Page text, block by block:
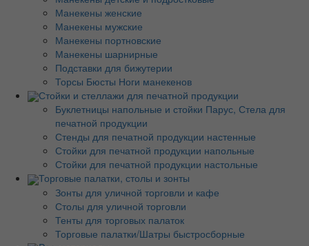
Манекены женские
Манекены мужские
Манекены портновские
Манекены шарнирные
Подставки для бижутерии
Торсы Бюсты Ноги манекенов
Стойки и стеллажи для печатной продукции
Буклетницы напольные и стойки Парус, Стела для
печатной продукции
Стенды для печатной продукции настенные
Стойки для печатной продукции напольные
Стойки для печатной продукции настольные
Торговые палатки, столы и зонты
Зонты для уличной торговли и кафе
Столы для уличной торговли
Тенты для торговых палаток
Торговые палатки/Шатры быстросборные